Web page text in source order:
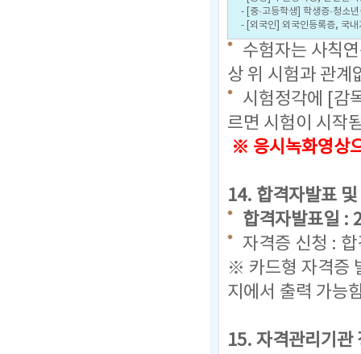
- [중·고등학생] 학생증·청소
- [외국인] 외국인등록증, 국
수험자는 사칙
상 위 시험과 관계
시험정각에 [감
르면 시험이 시작
※ 응시녹화영상
14. 합격자발표
합격자발표일 :
자격증 신청 :
※ 카드형 자격증
지에서 출력 가능
15. 자격관리기관